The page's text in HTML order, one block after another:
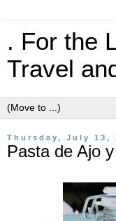
. For the
Travel
Thursday, July 13,
Pasta de Ajo